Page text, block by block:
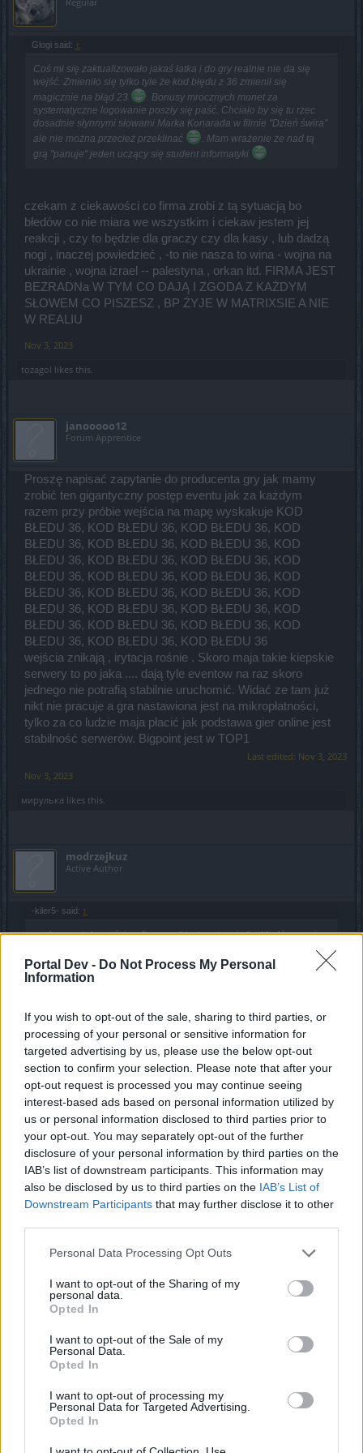
Portal Dev - Do Not Process My Personal
Information
If you wish to opt-out of the sale, sharing to third parties, or
processing of your personal or sensitive information for
targeted advertising by us, please use the below opt-out
section to confirm your selection. Please note that after your
opt-out request is processed you may continue seeing
interest-based ads based on personal information utilized by
us or personal information disclosed to third parties prior to
your opt-out. You may separately opt-out of the further
disclosure of your personal information by third parties on the
IAB’s list of downstream participants. This information may
also be disclosed by us to third parties on the IAB’s List of
Downstream Participants that may further disclose it to other
Personal Data Processing Opt Outs
I want to opt-out of the Sharing of my
personal data.
Opted In
I want to opt-out of the Sale of my
Personal Data.
Opted In
I want to opt-out of processing my
Personal Data for Targeted Advertising.
Opted In
Glogi said: ↑
Coś mi się zaktualizowało jakaś łatka i do gry realnie nie da się
wejść. Zmieniło się tylko tyle że kod błędu z 36 zmienił się
magicznie na błąd 23
. Bonusy mrocznych monet za
systematyczne logowanie poszły się paść. Chciało by się tu rzec
dosadnie słynnymi słowami Marka Konarada w filmie "Dzień świra"
ale nie można przecież przeklinać
. Mam wrażenie że nad tą
grą "panuje" jeden uczący się student informatyki
czekam z ciekawości co firma zrobi z tą sytuacją bo
błedów co nie miara we wszystkim i ciekaw jestem jej
reakcji , czy to będzie dla graczy czy dla kasy , lub dadzą
nogi , inaczej powiedzieć , -to nie nasza to wina - wojna na
ukrainie , wojna izrael -- palestyna , orkan itd. FIRMA JEST
BEZRADNa W TYM CO DAJĄ I ZGODA Z KAŻDYM
SŁOWEM CO PISZESZ , BP ŻYJE W MATRIXSIE A NIE
W REALIU
Nov 3, 2023
tozagol likes this.
janooooo12
Forum Apprentice
Proszę napisać zapytanie do producenta gry jak mamy
zrobić ten gigantyczny postęp eventu jak za każdym
razem przy próbie wejścia na mapę wyskakuje KOD
BŁEDU 36, KOD BŁEDU 36, KOD BŁEDU 36, KOD
BŁEDU 36, KOD BŁEDU 36, KOD BŁEDU 36, KOD
BŁEDU 36, KOD BŁEDU 36, KOD BŁEDU 36, KOD
BŁEDU 36, KOD BŁEDU 36, KOD BŁEDU 36, KOD
BŁEDU 36, KOD BŁEDU 36, KOD BŁEDU 36, KOD
BŁEDU 36, KOD BŁEDU 36, KOD BŁEDU 36, KOD
BŁEDU 36, KOD BŁEDU 36, KOD BŁEDU 36, KOD
BŁEDU 36, KOD BŁEDU 36, KOD BŁEDU 36
wejścia znikają , irytacja rośnie . Skoro maja takie kiepskie
serwery to po jaka .... dają tyle eventow na raz skoro
jednego nie potrafią stabilnie uruchomić. Widać ze tam już
nikt nie pracuje a gra nastawiona jest na mikropłatności,
tylko za co ludzie maja płacić jak podstawa gier online jest
stabilność serwerów. Bigpoint jest w TOP1
Last edited: Nov 3, 2023
Nov 3, 2023
мирулька likes this.
modrzejkuz
Active Author
-kiler5- said: ↑
czekam z ciekawości co firma zrobi z tą sytuacją bo błedów co nie
graczy czy dla kasy , lub dadzą nogi , inaczej powiedzieć , -to nie
nasza to wina - wojna na ukrainie , wojna izrael -- palestyna , orkan
REALIU
Bp nie zrobi kompletnie nic. Nigdy nie słuchała opinii graczy
choć kilka lat temu przynajmniej się starali trochę żeby nie
wypuszczać mega błędów na serwery komercyjne a jeśli
już takowe wpadały to..starali się poprawić chociaż te
najbardziej "upierdliwe" i czasami dali jakąś rekompensatę.
Na chwilę obecną nie ogarniają już niczego. Mają
kompletnie "wywalone" na wszystko i dalej będą mieć
dopóki jeszcze bilans miesiąca zamyka się na +. Nie
inwestują w serwerownie, nie inwestują w lepszy DevTeam,
tną koszty wszędzie i na wszystkim. Obcięli ekipę do
niezbędnego minimum (3 osoby teraz?) tak by koszty były
jeszcze mniejsze, a że obecny programista (a kiedyś było
historii DSO zespołu programistów z Indii) wiedzę posiada
sporadycznie wypuszczanych nowych treściach są rażące
i nie są poprawiane a po kilku miesiącach dla stworzenia
mizerną porcję nowych treści (bez związku z fabułą,
klimatem gry czy czymkolwiek) z równie wielką porcją
błędów, które kumulują się z poprzednimi nie naprawionymi
i jest jak jest. Programista za kilka miesięcy zapędzi się w
kozi róg, bo poziom i ilość błędów będzie tak duża , że
chociażby chciał to nie będzie w stanie ogarnąć swojego